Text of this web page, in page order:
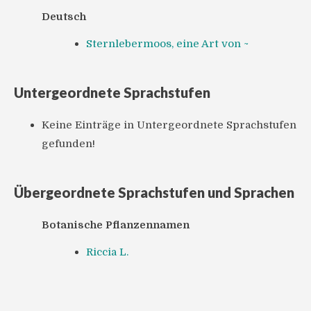
Deutsch
Sternlebermoos, eine Art von ~
Untergeordnete Sprachstufen
Keine Einträge in Untergeordnete Sprachstufen
gefunden!
Übergeordnete Sprachstufen und Sprachen
Botanische Pflanzennamen
Riccia L.